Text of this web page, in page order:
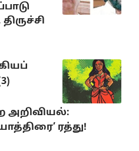
அறிவியல்:
ரத்து!